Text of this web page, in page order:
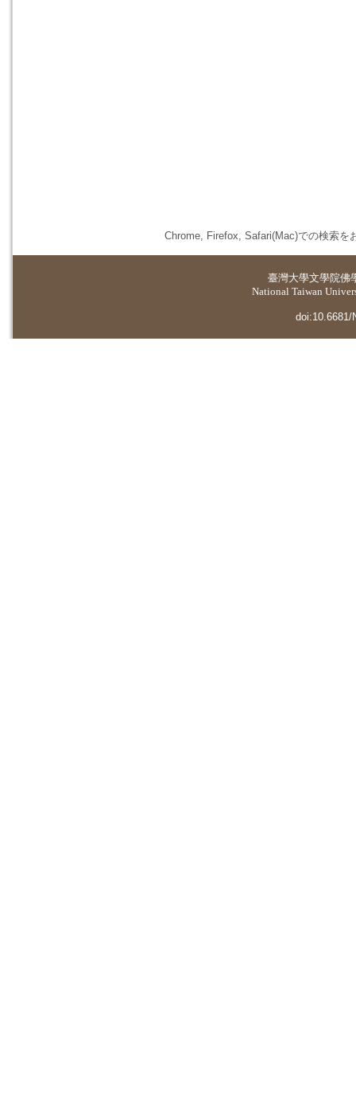
Chrome, Firefox, Safari(Mac)での検索を
臺灣大學文學院佛
National Taiwan
doi:10.6681/